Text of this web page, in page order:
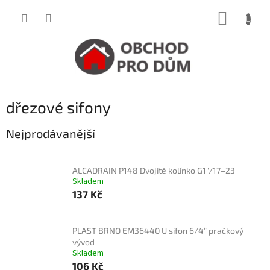
dřezové sifony
Nejprodávanější
ALCADRAIN P148 Dvojité kolínko G1"/17–23
Skladem
137 Kč
PLAST BRNO EM36440 U sifon 6/4” pračkový
vývod
Skladem
106 Kč